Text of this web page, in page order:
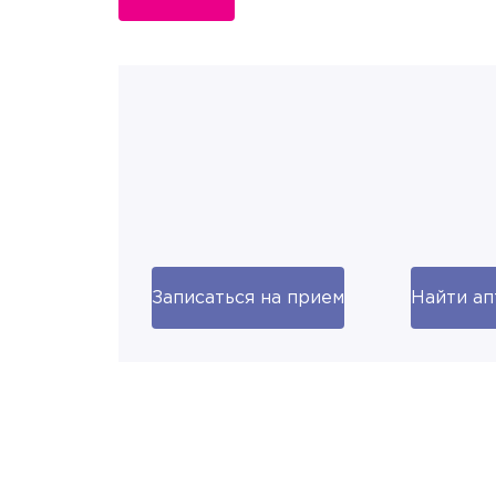
Записаться на прием Найти